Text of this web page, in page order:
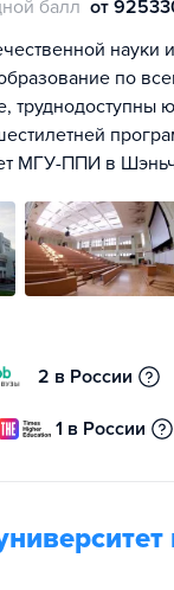
балл от
науки
по
труднодоступны
МГУ-ППИ в
2 в России
1 в России